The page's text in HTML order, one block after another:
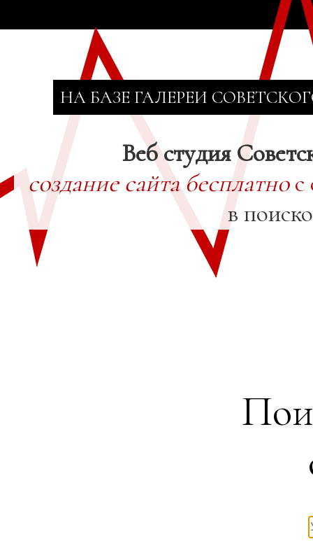
НА БАЗЕ ГАЛЕРЕИ
Веб студия
создание сайта бесплатнос
в